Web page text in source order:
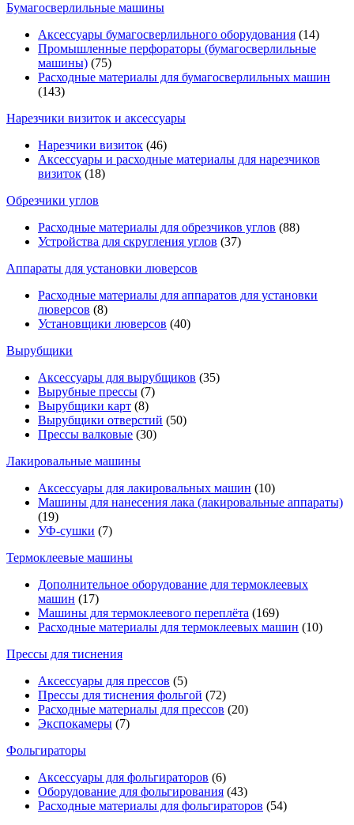
Бумагосверлильные машины
Аксессуары бумагосверлильного оборудования (14)
Промышленные перфораторы (бумагосверлильные
машины) (75)
Расходные материалы для бумагосверлильных машин
(143)
Нарезчики визиток и аксессуары
Нарезчики визиток (46)
Аксессуары и расходные материалы для нарезчиков
визиток (18)
Обрезчики углов
Расходные материалы для обрезчиков углов (88)
Устройства для скругления углов (37)
Аппараты для установки люверсов
Расходные материалы для аппаратов для установки
люверсов (8)
Установщики люверсов (40)
Вырубщики
Аксессуары для вырубщиков (35)
Вырубные прессы (7)
Вырубщики карт (8)
Вырубщики отверстий (50)
Прессы валковые (30)
Лакировальные машины
Аксессуары для лакировальных машин (10)
Машины для нанесения лака (лакировальные аппараты)
(19)
УФ-сушки (7)
Термоклеевые машины
Дополнительное оборудование для термоклеевых
машин (17)
Машины для термоклеевого переплёта (169)
Расходные материалы для термоклеевых машин (10)
Прессы для тиснения
Аксессуары для прессов (5)
Прессы для тиснения фольгой (72)
Расходные материалы для прессов (20)
Экспокамеры (7)
Фольгираторы
Аксессуары для фольгираторов (6)
Оборудование для фольгирования (43)
Расходные материалы для фольгираторов (54)